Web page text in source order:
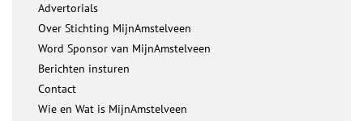
Advertorials
Over Stichting MijnAmstelveen
Word Sponsor van MijnAmstelveen
Berichten insturen
Contact
Wie en Wat is MijnAmstelveen